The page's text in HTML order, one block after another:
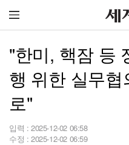
"한미, 핵잠 등
행 위한 실무
로"
입력 : 2025-12-02 06:58
수정 : 2025-12-02 06:59